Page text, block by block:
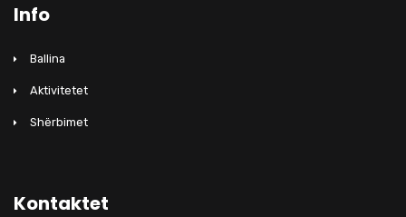
Info
Ballina
Aktivitetet
Shërbimet
Kontaktet